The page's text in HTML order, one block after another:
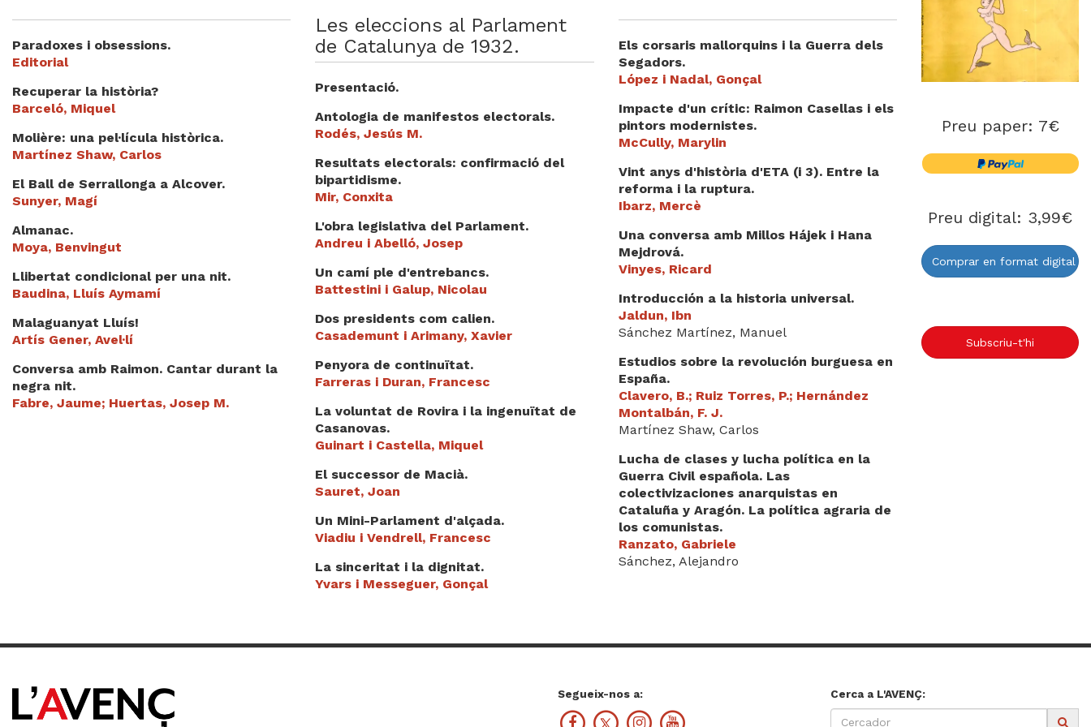
Termes legals
Paradoxes i obsessions.
Editorial
Recuperar la història?
Barceló, Miquel
Molière: una pel·lícula històrica.
Martínez Shaw, Carlos
El Ball de Serrallonga a Alcover.
Sunyer, Magí
Almanac.
Moya, Benvingut
Llibertat condicional per una nit.
Baudina, Lluís Aymamí
Malaguanyat Lluís!
Artís Gener, Avel·lí
Conversa amb Raimon. Cantar durant la
negra nit.
Fabre, Jaume; Huertas, Josep M.
Les eleccions al Parlament
de Catalunya de 1932.
Presentació.
Antologia de manifestos electorals.
Rodés, Jesús M.
Resultats electorals: confirmació del
bipartidisme.
Mir, Conxita
L'obra legislativa del Parlament.
Andreu i Abelló, Josep
Un camí ple d'entrebancs.
Battestini i Galup, Nicolau
Dos presidents com calien.
Casademunt i Arimany, Xavier
Penyora de continuïtat.
Farreras i Duran, Francesc
La voluntat de Rovira i la ingenuïtat de
Casanovas.
Guinart i Castella, Miquel
El successor de Macià.
Sauret, Joan
Un Mini-Parlament d'alçada.
Viadiu i Vendrell, Francesc
La sinceritat i la dignitat.
Yvars i Messeguer, Gonçal
Els corsaris mallorquins i la Guerra dels
Segadors.
López i Nadal, Gonçal
Impacte d'un crític: Raimon Casellas i els
pintors modernistes.
McCully, Marylin
Vint anys d'història d'ETA (i 3). Entre la
reforma i la ruptura.
Ibarz, Mercè
Una conversa amb Millos Hájek i Hana
Mejdrová.
Vinyes, Ricard
Introducción a la historia universal.
Jaldun, Ibn
Sánchez Martínez, Manuel
Estudios sobre la revolución burguesa en
España.
Clavero, B.; Ruiz Torres, P.; Hernández
Montalbán, F. J.
Martínez Shaw, Carlos
Lucha de clases y lucha política en la
Guerra Civil española. Las
colectivizaciones anarquistas en
Cataluña y Aragón. La política agraria de
los comunistas.
Ranzato, Gabriele
Sánchez, Alejandro
Preu paper: 7€
Preu digital: 3,99€
Comprar en format digital
Subscriu-t'hi
Segueix-nos a: Cerca a L'AVENÇ: